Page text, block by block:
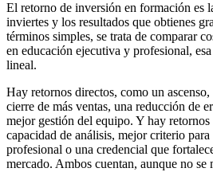
El retorno de inversión en formación es
inviertes y los resultados que obtienes
términos simples, se trata de comparar
en educación ejecutiva y profesional,
lineal.
Hay retornos directos, como un
cierre de más ventas, una reducción de
mejor gestión del equipo. Y hay
capacidad de análisis, mejor criterio
profesional o una credencial que
mercado. Ambos cuentan, aunque no se